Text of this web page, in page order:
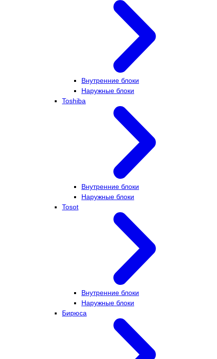
Внутренние блоки
Наружные блоки
Toshiba
Внутренние блоки
Наружные блоки
Tosot
Внутренние блоки
Наружные блоки
Бирюса